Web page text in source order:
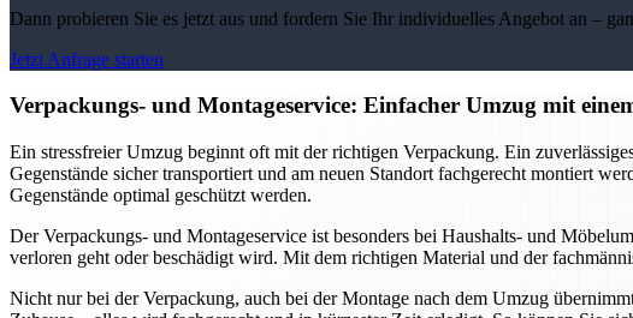
Dann probieren Sie es jetzt aus und fordern Sie Ihr individuelles Angebot an –
Jetzt Anfrage starten
Verpackungs- und Montageservice: Einfacher Umzug mit
Ein stressfreier Umzug beginnt oft mit der richtigen Verpackung. Ein
Gegenstände sicher transportiert und am neuen Standort fachgerecht montiert
Gegenstände optimal geschützt werden.
Der Verpackungs- und Montageservice ist besonders bei Haushalts- und
verloren geht oder beschädigt wird. Mit dem richtigen Material und der
Nicht nur bei der Verpackung, auch bei der Montage nach dem Umzug